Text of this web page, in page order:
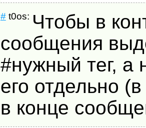
#t0os: Чтобы в
сообщения
#нужный тег, а
его отдельно
в конце